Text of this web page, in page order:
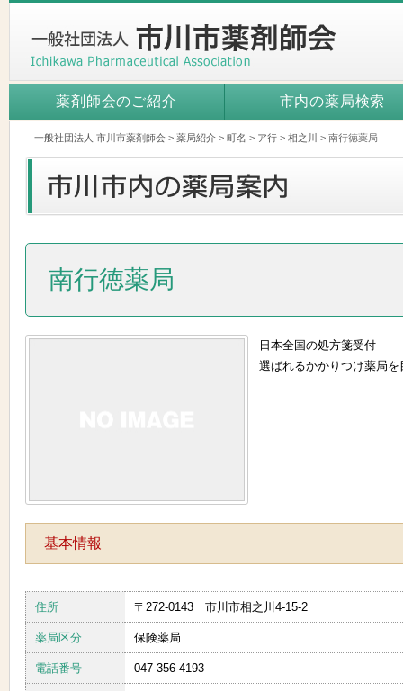
薬剤師会のご紹介 市内の薬局検索
一般社団法人 市川市薬剤師会 > 薬局紹介 > 町名 > ア行 > 相之川 > 南行徳薬局
南行徳薬局
日本全国の処方箋受付
選ばれるかかりつけ薬局を
基本情報
住所 〒272-0143 市川市相之川4-15-2
薬局区分 保険薬局
電話番号 047-356-4193